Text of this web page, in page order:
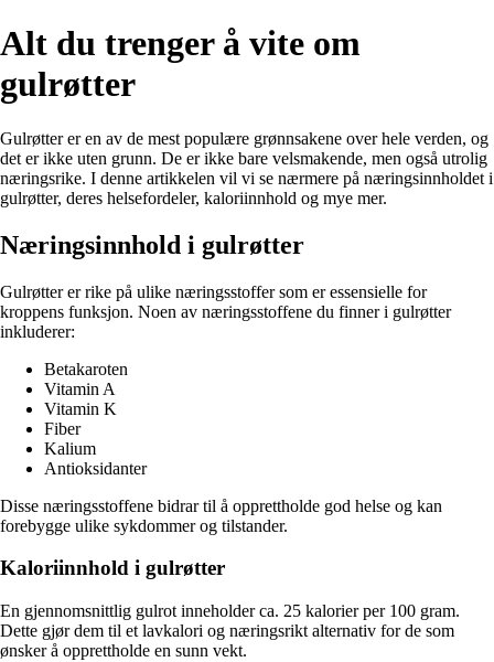
Alt du trenger å vite om
gulrøtter
Gulrøtter er en av de mest populære grønnsakene over hele verden, og
det er ikke uten grunn. De er ikke bare velsmakende, men også utrolig
næringsrike. I denne artikkelen vil vi se nærmere på næringsinnholdet i
gulrøtter, deres helsefordeler, kaloriinnhold og mye mer.
Næringsinnhold i gulrøtter
Gulrøtter er rike på ulike næringsstoffer som er essensielle for
kroppens funksjon. Noen av næringsstoffene du finner i gulrøtter
inkluderer:
Betakaroten
Vitamin A
Vitamin K
Fiber
Kalium
Antioksidanter
Disse næringsstoffene bidrar til å opprettholde god helse og kan
forebygge ulike sykdommer og tilstander.
Kaloriinnhold i gulrøtter
En gjennomsnittlig gulrot inneholder ca. 25 kalorier per 100 gram.
Dette gjør dem til et lavkalori og næringsrikt alternativ for de som
ønsker å opprettholde en sunn vekt.